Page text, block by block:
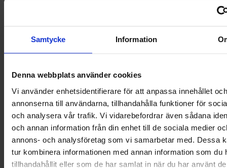
Samtycke Information
Denna webbplats använder cookies
Vi använder enhetsidentifierare för att anpassa innehållet och
annonserna till användarna, tillhandahålla funktioner för
och analysera vår trafik. Vi vidarebefordrar även sådana
och annan information från din enhet till de sociala medier
annons- och analysföretag som vi samarbetar med. Dessa
tur kombinera informationen med annan information som du
tillhandahållit eller som de har samlat in när du har använt
NYA UPPDRAG
OHLSSONS REGION MITT
OHLSSONS REGION SYD
OHLSSONS REGION VÄST
OHLSSONSKOLLEGOR